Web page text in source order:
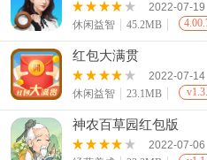
2022-07-19
休闲益智
45.2MB
红包大满贯
2022-07-14
休闲益智
23.1MB
神农百草园红包版
2022-07-06